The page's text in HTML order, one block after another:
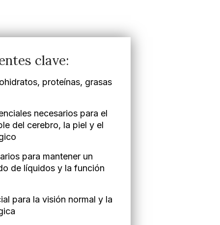
clave:
proteínas, grasas
necesarios para el
del cerebro, la piel y el
para mantener un
de líquidos y la función
para la visión normal y la